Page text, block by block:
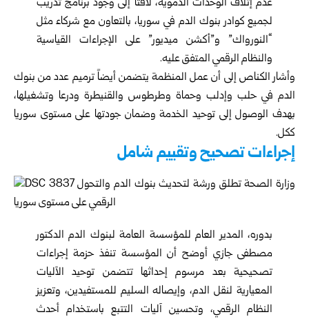
عدم إتلاف الوحدات الدموية، لافتاً إلى وجود برنامج تدريب
لجميع كوادر بنوك الدم في سوريا، بالتعاون مع شركاء مثل
“النورواك” و”أكشن ميديور” على الإجراءات القياسية
والنظام الرقمي المتفق عليه.
وأشار الكناص إلى أن عمل المنظمة يتضمن أيضاً ترميم عدد من بنوك
الدم في حلب وإدلب وحماة وطرطوس والقنيطرة ودرعا وتشغيلها،
بهدف الوصول إلى توحيد الخدمة وضمان جودتها على مستوى سوريا
ككل.
إجراءات تصحيح وتقييم شامل
بدوره، المدير العام للمؤسسة العامة لبنوك الدم الدكتور
مصطفى جازي أوضح أن المؤسسة تنفذ حزمة إجراءات
تصحيحية بعد مرسوم إحداثها تتضمن توحيد الآليات
المعيارية لنقل الدم، وإيصاله السليم للمستفيدين، وتعزيز
النظام الرقمي، وتحسين آليات التتبع باستخدام أحدث